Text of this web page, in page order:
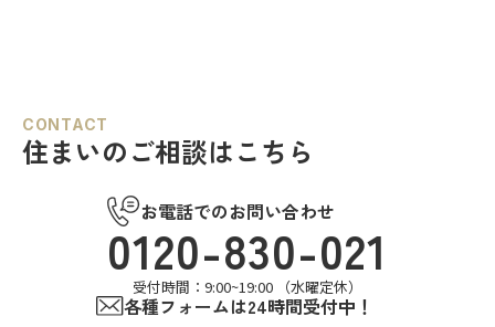
CONTACT
住まいのご相談はこちら
お電話でのお問い合わせ
0120-830-021
受付時間：9:00~19:00 （水曜定休）
各種フォームは24時間受付中！